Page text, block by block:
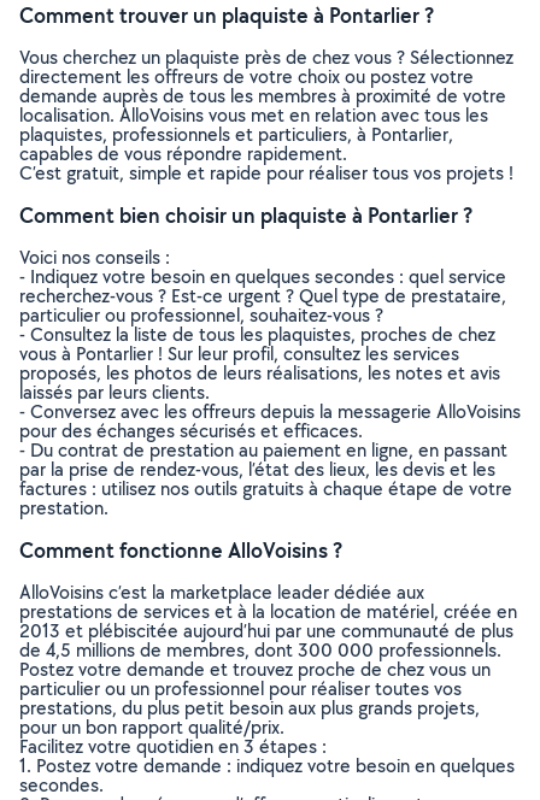
Comment trouver un plaquiste à Pontarlier ?
Vous cherchez un plaquiste près de chez vous ? Sélectionnez
directement les offreurs de votre choix ou postez votre
demande auprès de tous les membres à proximité de votre
localisation. AlloVoisins vous met en relation avec tous les
plaquistes, professionnels et particuliers, à Pontarlier,
capables de vous répondre rapidement.
C’est gratuit, simple et rapide pour réaliser tous vos projets !
Comment bien choisir un plaquiste à Pontarlier ?
Voici nos conseils :
- Indiquez votre besoin en quelques secondes : quel service
recherchez-vous ? Est-ce urgent ? Quel type de prestataire,
particulier ou professionnel, souhaitez-vous ?
- Consultez la liste de tous les plaquistes, proches de chez
vous à Pontarlier ! Sur leur profil, consultez les services
proposés, les photos de leurs réalisations, les notes et avis
laissés par leurs clients.
- Conversez avec les offreurs depuis la messagerie AlloVoisins
pour des échanges sécurisés et efficaces.
- Du contrat de prestation au paiement en ligne, en passant
par la prise de rendez-vous, l’état des lieux, les devis et les
factures : utilisez nos outils gratuits à chaque étape de votre
prestation.
Comment fonctionne AlloVoisins ?
AlloVoisins c’est la marketplace leader dédiée aux
prestations de services et à la location de matériel, créée en
2013 et plébiscitée aujourd’hui par une communauté de plus
de 4,5 millions de membres, dont 300 000 professionnels.
Postez votre demande et trouvez proche de chez vous un
particulier ou un professionnel pour réaliser toutes vos
prestations, du plus petit besoin aux plus grands projets,
pour un bon rapport qualité/prix.
Facilitez votre quotidien en 3 étapes :
1. Postez votre demande : indiquez votre besoin en quelques
secondes.